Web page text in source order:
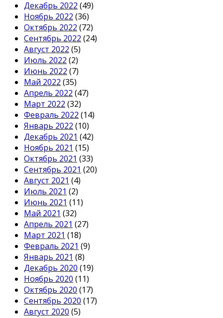
Декабрь 2022 (49)
Ноябрь 2022 (36)
Октябрь 2022 (72)
Сентябрь 2022 (24)
Август 2022 (5)
Июль 2022 (2)
Июнь 2022 (7)
Май 2022 (35)
Апрель 2022 (47)
Март 2022 (32)
Февраль 2022 (14)
Январь 2022 (10)
Декабрь 2021 (42)
Ноябрь 2021 (15)
Октябрь 2021 (33)
Сентябрь 2021 (20)
Август 2021 (4)
Июль 2021 (2)
Июнь 2021 (11)
Май 2021 (32)
Апрель 2021 (27)
Март 2021 (18)
Февраль 2021 (9)
Январь 2021 (8)
Декабрь 2020 (19)
Ноябрь 2020 (11)
Октябрь 2020 (17)
Сентябрь 2020 (17)
Август 2020 (5)